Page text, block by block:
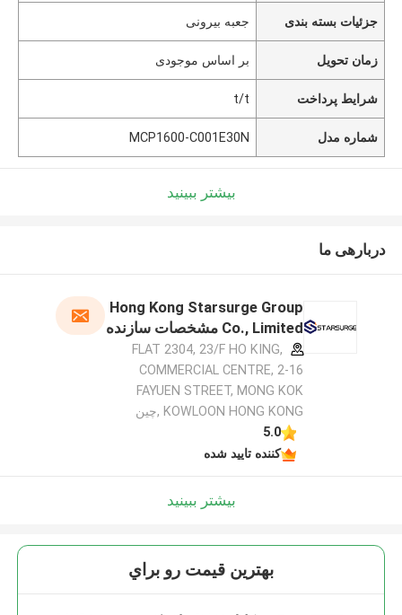
جزئیات بسته بندی جعبه بیرونی
زمان تحویل بر اساس موجودی
شرایط پرداخت t/t
شماره مدل MCP1600-C001E30N
بیشتر ببینید
دربارهی ما
Hong Kong Starsurge Group
Co., Limited مشخصات سازنده
FLAT 2304, 23/F HO KING,
COMMERCIAL CENTRE, 2-16
FAYUEN STREET, MONG KOK
KOWLOON HONG KONG ,چین
5.0
کننده تایید شده
بیشتر ببینید
بهترين قيمت رو براي